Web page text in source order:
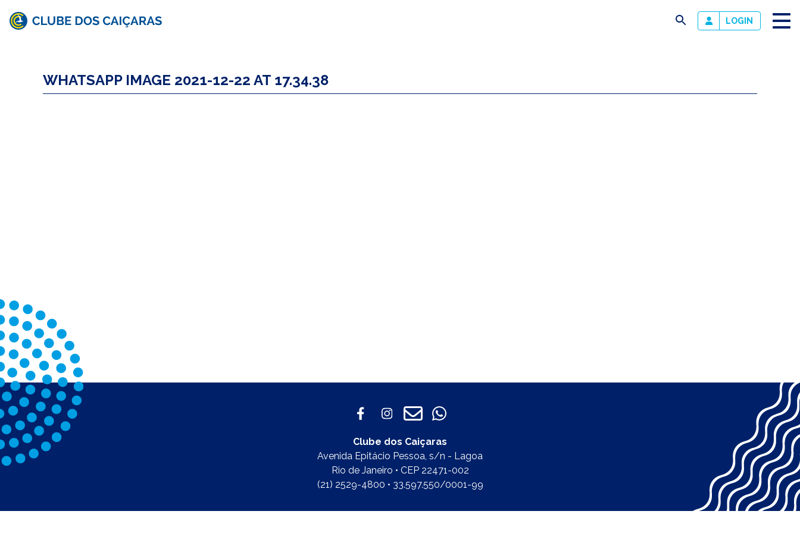
Caiçaras
busca LOGIN
WHATSAPP IMAGE 2021-12-22 AT 17.34.38
Clube dos Caiçaras
Avenida Epitácio Pessoa, s/n - Lagoa
Rio de Janeiro • CEP 22471-002
(21) 2529-4800 • 33.597.550/0001-99